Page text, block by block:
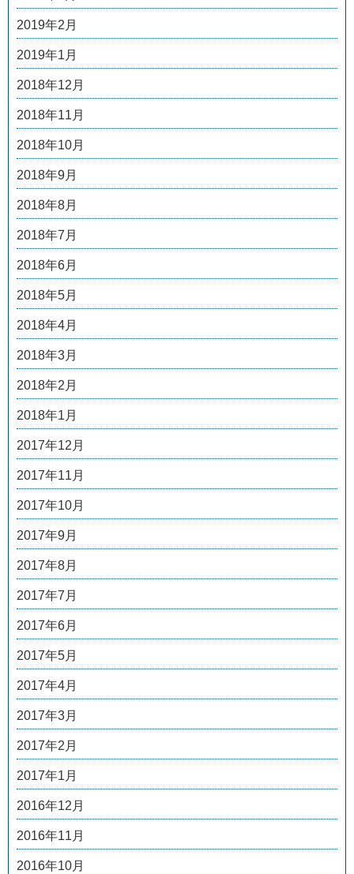
2019年2月
2019年1月
2018年12月
2018年11月
2018年10月
2018年9月
2018年8月
2018年7月
2018年6月
2018年5月
2018年4月
2018年3月
2018年2月
2018年1月
2017年12月
2017年11月
2017年10月
2017年9月
2017年8月
2017年7月
2017年6月
2017年5月
2017年4月
2017年3月
2017年2月
2017年1月
2016年12月
2016年11月
2016年10月